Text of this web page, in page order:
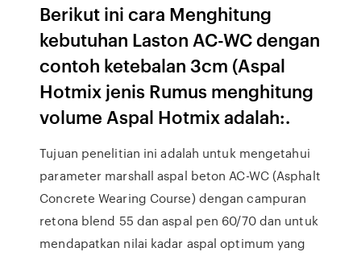
Berikut ini cara Menghitung
kebutuhan Laston AC-WC dengan
contoh ketebalan 3cm (Aspal
Hotmix jenis Rumus menghitung
volume Aspal Hotmix adalah:.
Tujuan penelitian ini adalah untuk mengetahui
parameter marshall aspal beton AC-WC (Asphalt
Concrete Wearing Course) dengan campuran
retona blend 55 dan aspal pen 60/70 dan untuk
mendapatkan nilai kadar aspal optimum yang